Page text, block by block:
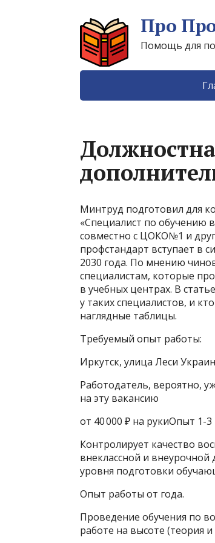
Про
Помощь для
Минтруд подготовил для
«Специалист по обучению
совместно с ЦОКО№1 и
профстандарт вступает в
2030 года. По мнению
специалистам, которые
в учебных центрах. В
у таких специалистов, и
наглядные таблицы.
Требуемый опыт работы:
Иркутск, улица Леси
Работодатель, вероятно,
на эту вакансию
от 40 000 ₽ на рукиОпыт 1-3
Контролирует качество
внеклассной и внеурочной
уровня подготовки
Опыт работы от года.
Проведение обучения по
работе на высоте (теория и